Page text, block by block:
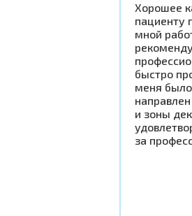
Хорошее
пациенту
мной
быстро
меня
и зоны
за